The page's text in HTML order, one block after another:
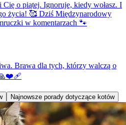
Cię o piątej. Ignoruje, kiedy wołasz. I
życia! 🥰 Dziś Międzynarodowy
w komentarzach 🐾
Brawa dla tych, którzy walczą o
Najnowsze porady dotyczące kotów